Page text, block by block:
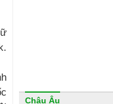
Châu Âu